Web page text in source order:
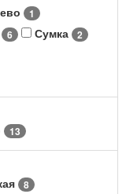
1
6 Сумка 2
13
8